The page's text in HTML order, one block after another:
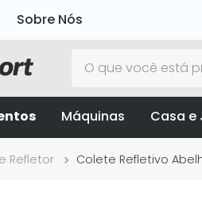
Sobre Nós
Máquinas Casa e
Refletor Colete Refletivo